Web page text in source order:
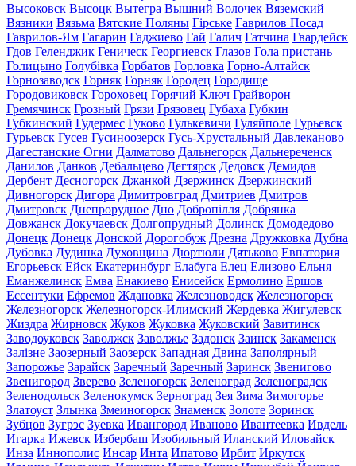
Высоковск Высоцк Вытегра Вышний Волочек Вяземский
Вязники Вязьма Вятские Поляны Гірське Гаврилов Посад
Гаврилов-Ям Гагарин Гаджиево Гай Галич Гатчина Гвардейск
Гдов Геленджик Геническ Георгиевск Глазов Гола пристань
Голицыно Голубівка Горбатов Горловка Горно-Алтайск
Горнозаводск Горняк Горняк Городец Городище
Городовиковск Гороховец Горячий Ключ Грайворон
Гремячинск Грозный Грязи Грязовец Губаха Губкин
Губкинский Гудермес Гуково Гулькевичи Гуляйполе Гурьевск
Гурьевск Гусев Гусиноозерск Гусь-Хрустальный Давлеканово
Дагестанские Огни Далматово Дальнегорск Дальнереченск
Данилов Данков Дебальцево Дегтярск Дедовск Демидов
Дербент Десногорск Джанкой Дзержинск Дзержинский
Дивногорск Дигора Димитровград Дмитриев Дмитров
Дмитровск Днепрорудное Дно Добропілля Добрянка
Довжанск Докучаевск Долгопрудный Долинск Домодедово
Донецк Донецк Донской Дорогобуж Дрезна Дружковка Дубна
Дубовка Дудинка Духовщина Дюртюли Дятьково Евпатория
Егорьевск Ейск Екатеринбург Елабуга Елец Елизово Ельня
Еманжелинск Емва Енакиево Енисейск Ермолино Ершов
Ессентуки Ефремов Ждановка Железноводск Железногорск
Железногорск Железногорск-Илимский Жердевка Жигулевск
Жиздра Жирновск Жуков Жуковка Жуковский Завитинск
Заводоуковск Заволжск Заволжье Задонск Заинск Закаменск
Залізне Заозерный Заозерск Западная Двина Заполярный
Запорожье Зарайск Заречный Заречный Заринск Звенигово
Звенигород Зверево Зеленогорск Зеленоград Зеленоградск
Зеленодольск Зеленокумск Зерноград Зея Зима Зимогорье
Златоуст Злынка Змеиногорск Знаменск Золоте Зоринск
Зубцов Зугрэс Зуевка Ивангород Иваново Ивантеевка Ивдель
Игарка Ижевск Избербаш Изобильный Иланский Иловайск
Инза Иннополис Инсар Инта Ипатово Ирбит Иркутск